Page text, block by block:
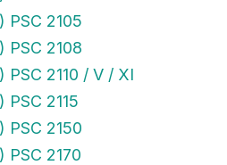
PSC 2105
PSC 2108
2110 / V / XI
2115
PSC 2150
PSC 2170